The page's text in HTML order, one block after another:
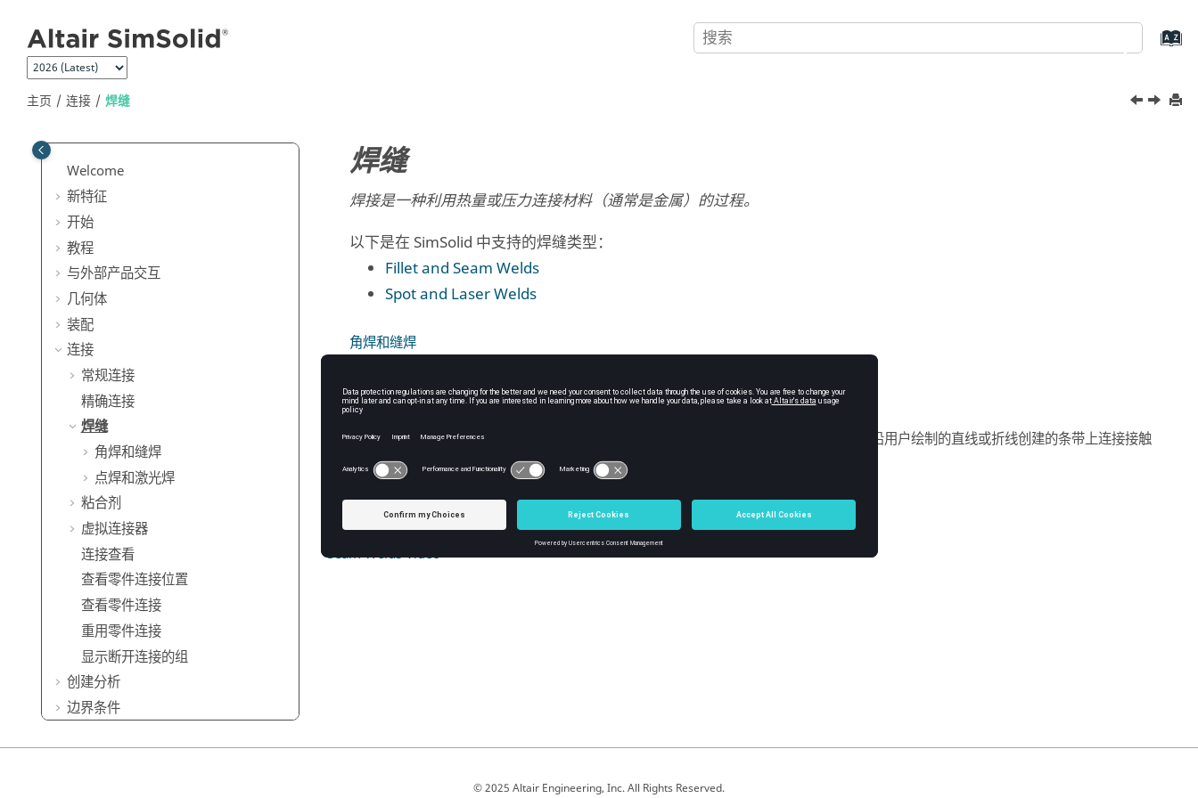
主页 连接 焊缝
Welcome
新特征
开始
教程
与外部产品交互
几何体
装配
连接
常规连接
精确连接
焊缝
角焊和缝焊
点焊和激光焊
粘合剂
虚拟连接器
连接查看
查看零件连接位置
查看零件连接
重用零件连接
显示断开连接的组
创建分析
边界条件
焊缝
焊接是一种利用热量或压力连接材料（通常是金属）的过程。
以下是在 SimSolid 中支持的焊缝类型：
Fillet and Seam Welds
Spot and Laser Welds
角焊和缝焊
点焊和激光焊
点焊能够在接触曲面上的圆形区域上连接两个零件。激光焊能够通过从实体创建的区域或沿用户绘制的直线或折线创建的条带上连接接触
曲面。
See Also
Seam Welds Video
© 2025 Altair Engineering, Inc. All Rights Reserved.